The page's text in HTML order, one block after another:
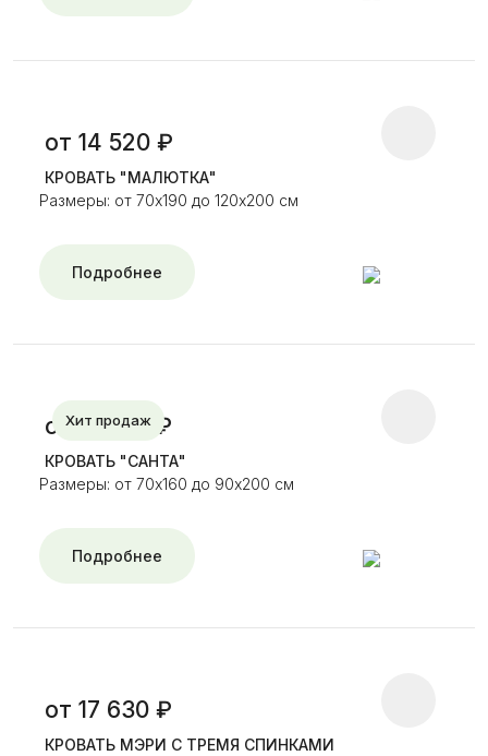
от 14 520 ₽
КРОВАТЬ "МАЛЮТКА"
Размеры: от 70х190 до 120х200 см
Подробнее
Хит продаж
от 17 030 ₽
КРОВАТЬ "САНТА"
Размеры: от 70х160 до 90х200 см
Подробнее
от 17 630 ₽
КРОВАТЬ МЭРИ С ТРЕМЯ СПИНКАМИ